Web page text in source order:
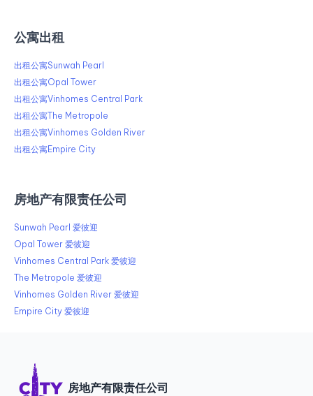
公寓出租
出租公寓Sunwah Pearl
出租公寓Opal Tower
出租公寓Vinhomes Central Park
出租公寓The Metropole
出租公寓Vinhomes Golden River
出租公寓Empire City
房地产有限责任公司
Sunwah Pearl 爱彼迎
Opal Tower 爱彼迎
Vinhomes Central Park 爱彼迎
The Metropole 爱彼迎
Vinhomes Golden River 爱彼迎
Empire City 爱彼迎
房地产有限责任公司